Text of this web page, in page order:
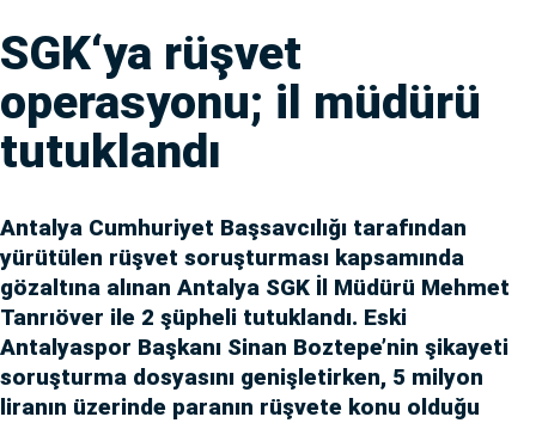
SGK‘ya rüşvet
operasyonu; il müdürü
tutuklandı
Antalya Cumhuriyet Başsavcılığı tarafından
yürütülen rüşvet soruşturması kapsamında
gözaltına alınan Antalya SGK İl Müdürü Mehmet
Tanrıöver ile 2 şüpheli tutuklandı. Eski
Antalyaspor Başkanı Sinan Boztepe’nin şikayeti
soruşturma dosyasını genişletirken, 5 milyon
liranın üzerinde paranın rüşvete konu olduğu